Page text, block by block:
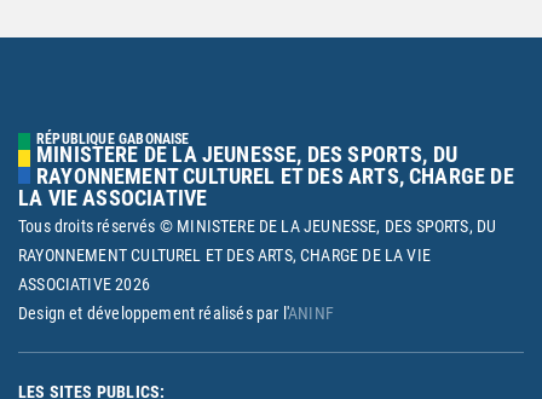
RÉPUBLIQUE GABONAISE
MINISTERE DE LA JEUNESSE, DES SPORTS, DU
RAYONNEMENT CULTUREL ET DES ARTS, CHARGE DE
LA VIE ASSOCIATIVE
Tous droits réservés © MINISTERE DE LA JEUNESSE, DES SPORTS, DU
RAYONNEMENT CULTUREL ET DES ARTS, CHARGE DE LA VIE
ASSOCIATIVE2026
Design et développement réalisés par l'ANINF
LES SITES PUBLICS: